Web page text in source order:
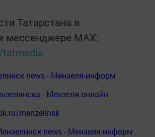
Татарстана в
мессенджере MАХ:
news - Мензеля-информ
- Мензеля онлайн
menzelinsk
news - Мензеля-информ